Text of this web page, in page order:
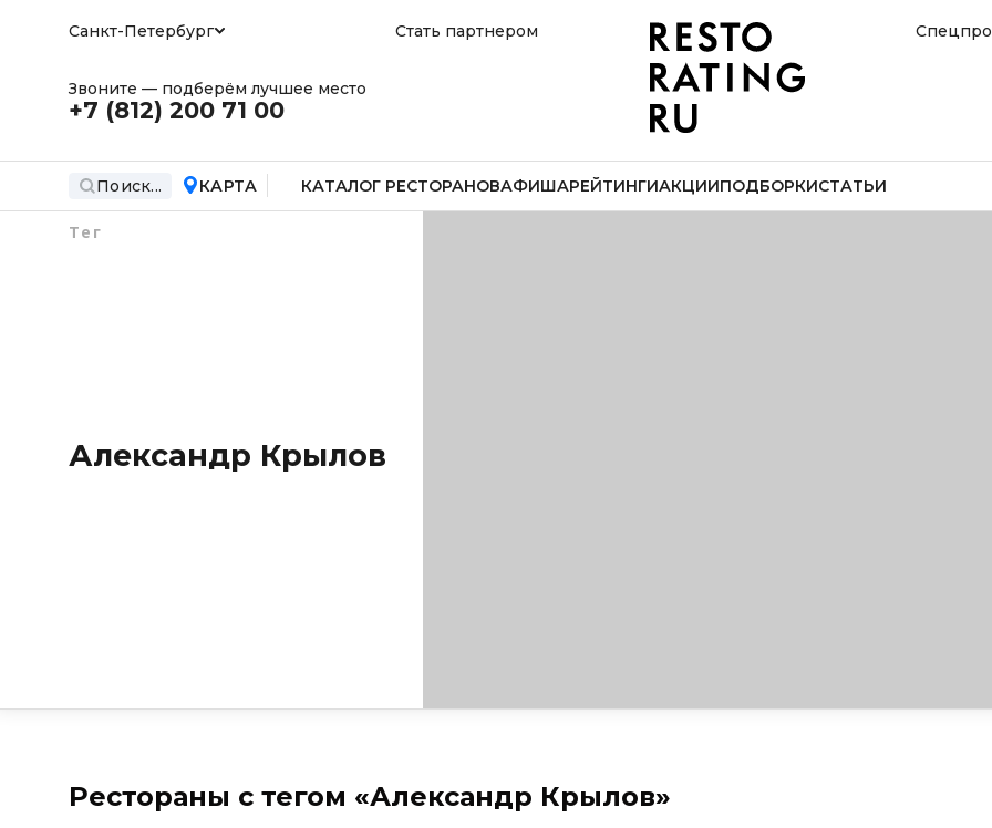
Санкт-Петербург Стать партнером
Звоните — подберём лучшее место
+7 (812) 200 71 00
Поиск... КАРТА КАТАЛОГ РЕСТОРАНОВАФИШАРЕЙТИНГИАКЦИИПОДБОРКИСТАТЬИ
Тег
Александр Крылов
Рестораны с тегом «Александр Крылов»